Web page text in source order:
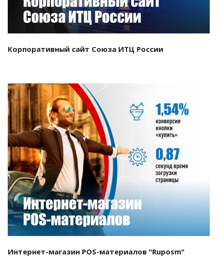
Корпоративный сайт Союза ИТЦ России
Смотреть проект
Интернет-магазин POS-материалов "Ruposm"